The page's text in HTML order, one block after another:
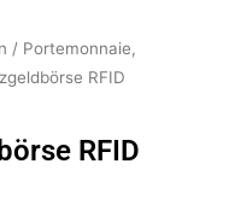
/ Portemonnaie,
RFID
RFID